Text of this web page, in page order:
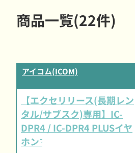
商品一覧(22件)
アイコム(ICOM)
【エクセリリース(長期レン
タル/サブスク)専用】IC-
DPR4 / IC-DPR4 PLUSイヤ
ホンマイクセット